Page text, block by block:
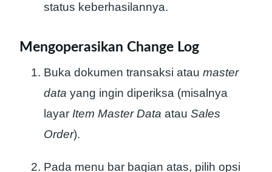
status keberhasilannya.
Mengoperasikan Change Log
Buka dokumen transaksi atau master
data yang ingin diperiksa (misalnya
layar Item Master Data atau Sales
Order).
Pada menu bar bagian atas, pilih opsi